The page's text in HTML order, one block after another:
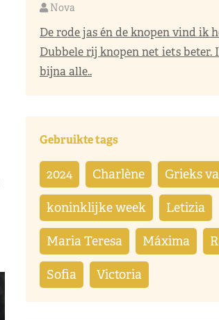
Nova
De rode jas én de knopen vind ik
Dubbele rij knopen net iets beter.
bijna alle..
Gebruikte tags
2024 Charlène Grieks
koninklijke week Letizia
Maria Teresa Máxima
Sofia Victoria